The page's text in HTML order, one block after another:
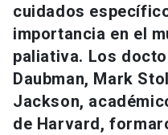
cuidados
importancia en el
paliativa. Los
Daubman, Mark
Jackson,
de Harvard,